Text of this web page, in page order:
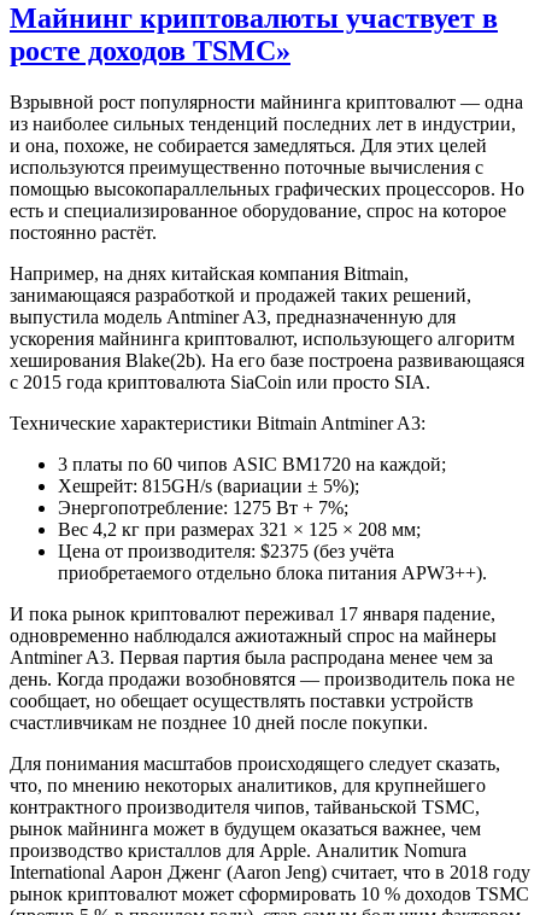
Майнинг криптовалюты участвует в
росте доходов TSMC»
Взрывной рост популярности майнинга криптовалют — одна
из наиболее сильных тенденций последних лет в индустрии,
и она, похоже, не собирается замедляться. Для этих целей
используются преимущественно поточные вычисления с
помощью высокопараллельных графических процессоров. Но
есть и специализированное оборудование, спрос на которое
постоянно растёт.
Например, на днях китайская компания Bitmain,
занимающаяся разработкой и продажей таких решений,
выпустила модель Antminer A3, предназначенную для
ускорения майнинга криптовалют, использующего алгоритм
хеширования Blake(2b). На его базе построена развивающаяся
с 2015 года криптовалюта SiaCoin или просто SIA.
Технические характеристики Bitmain Antminer A3:
3 платы по 60 чипов ASIC BM1720 на каждой;
Хешрейт: 815GH/s (вариации ± 5%);
Энергопотребление: 1275 Вт + 7%;
Вес 4,2 кг при размерах 321 × 125 × 208 мм;
Цена от производителя: $2375 (без учёта
приобретаемого отдельно блока питания APW3++).
И пока рынок криптовалют переживал 17 января падение,
одновременно наблюдался ажиотажный спрос на майнеры
Antminer A3. Первая партия была распродана менее чем за
день. Когда продажи возобновятся — производитель пока не
сообщает, но обещает осуществлять поставки устройств
счастливчикам не позднее 10 дней после покупки.
Для понимания масштабов происходящего следует сказать,
что, по мнению некоторых аналитиков, для крупнейшего
контрактного производителя чипов, тайваньской TSMC,
рынок майнинга может в будущем оказаться важнее, чем
производство кристаллов для Apple. Аналитик Nomura
International Аарон Дженг (Aaron Jeng) считает, что в 2018 году
рынок криптовалют может сформировать 10 % доходов TSMC